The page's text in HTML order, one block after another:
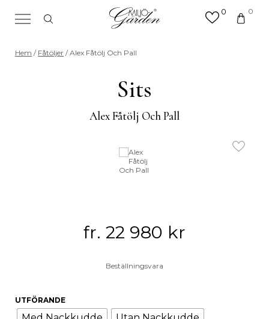
0 0
Sök efter valfri produkt eller
kategori
Hem / Fåtöljer / Alex Fåtölj Och Pall
Sits
Alex Fåtölj Och Pall
fr. 22 980 kr
Beställningsvara
UTFÖRANDE